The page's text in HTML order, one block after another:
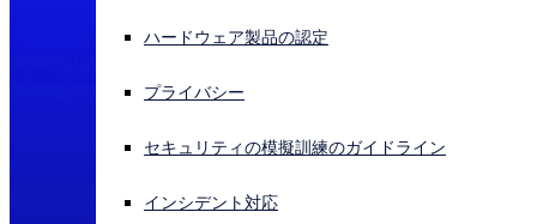
サイバー攻撃を受けている場合、連絡先はこちら
ハードウェア製品の認定
プライバシー
セキュリティの模擬訓練のガイドライン
インシデント対応